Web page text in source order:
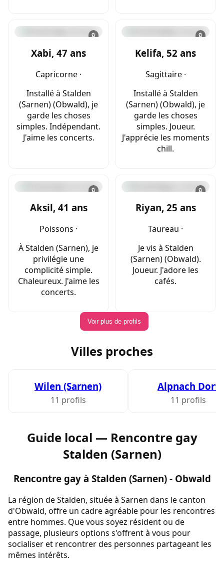
🔒
Xabi, 47 ans
Capricorne ·
Installé à Stalden
(Sarnen) (Obwald), je
garde les choses
simples. Indépendant.
J'aime les concerts.
🔒
Kelifa, 52 ans
Sagittaire ·
Installé à Stalden
(Sarnen) (Obwald), je
garde les choses
simples. Joueur.
J'apprécie les moments
chill.
🔒
Aksil, 41 ans
Poissons ·
À Stalden (Sarnen), je
privilégie une
complicité simple.
Chaleureux. J'aime les
concerts.
🔒
Riyan, 25 ans
Taureau ·
Je vis à Stalden
(Sarnen) (Obwald).
Joueur. J'adore les
cafés.
Voir plus de profils
Villes proches
Wilen (Sarnen)
11 profils
Alpnach Dorf
11 profils
Guide local — Rencontre gay
Stalden (Sarnen)
Rencontre gay à Stalden (Sarnen) - Obwald
La région de Stalden, située à Sarnen dans le canton
d'Obwald, offre un cadre agréable pour les rencontres
entre hommes. Que vous soyez résident ou de
passage, plusieurs options s'offrent à vous pour
socialiser et rencontrer des personnes partageant les
mêmes intérêts.